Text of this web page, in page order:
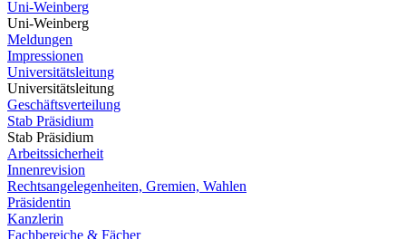
Uni-Weinberg
Uni-Weinberg
Meldungen
Impressionen
Universitätsleitung
Universitätsleitung
Geschäftsverteilung
Stab Präsidium
Stab Präsidium
Arbeitssicherheit
Innenrevision
Rechtsangelegenheiten, Gremien, Wahlen
Präsidentin
Kanzlerin
Fachbereiche & Fächer